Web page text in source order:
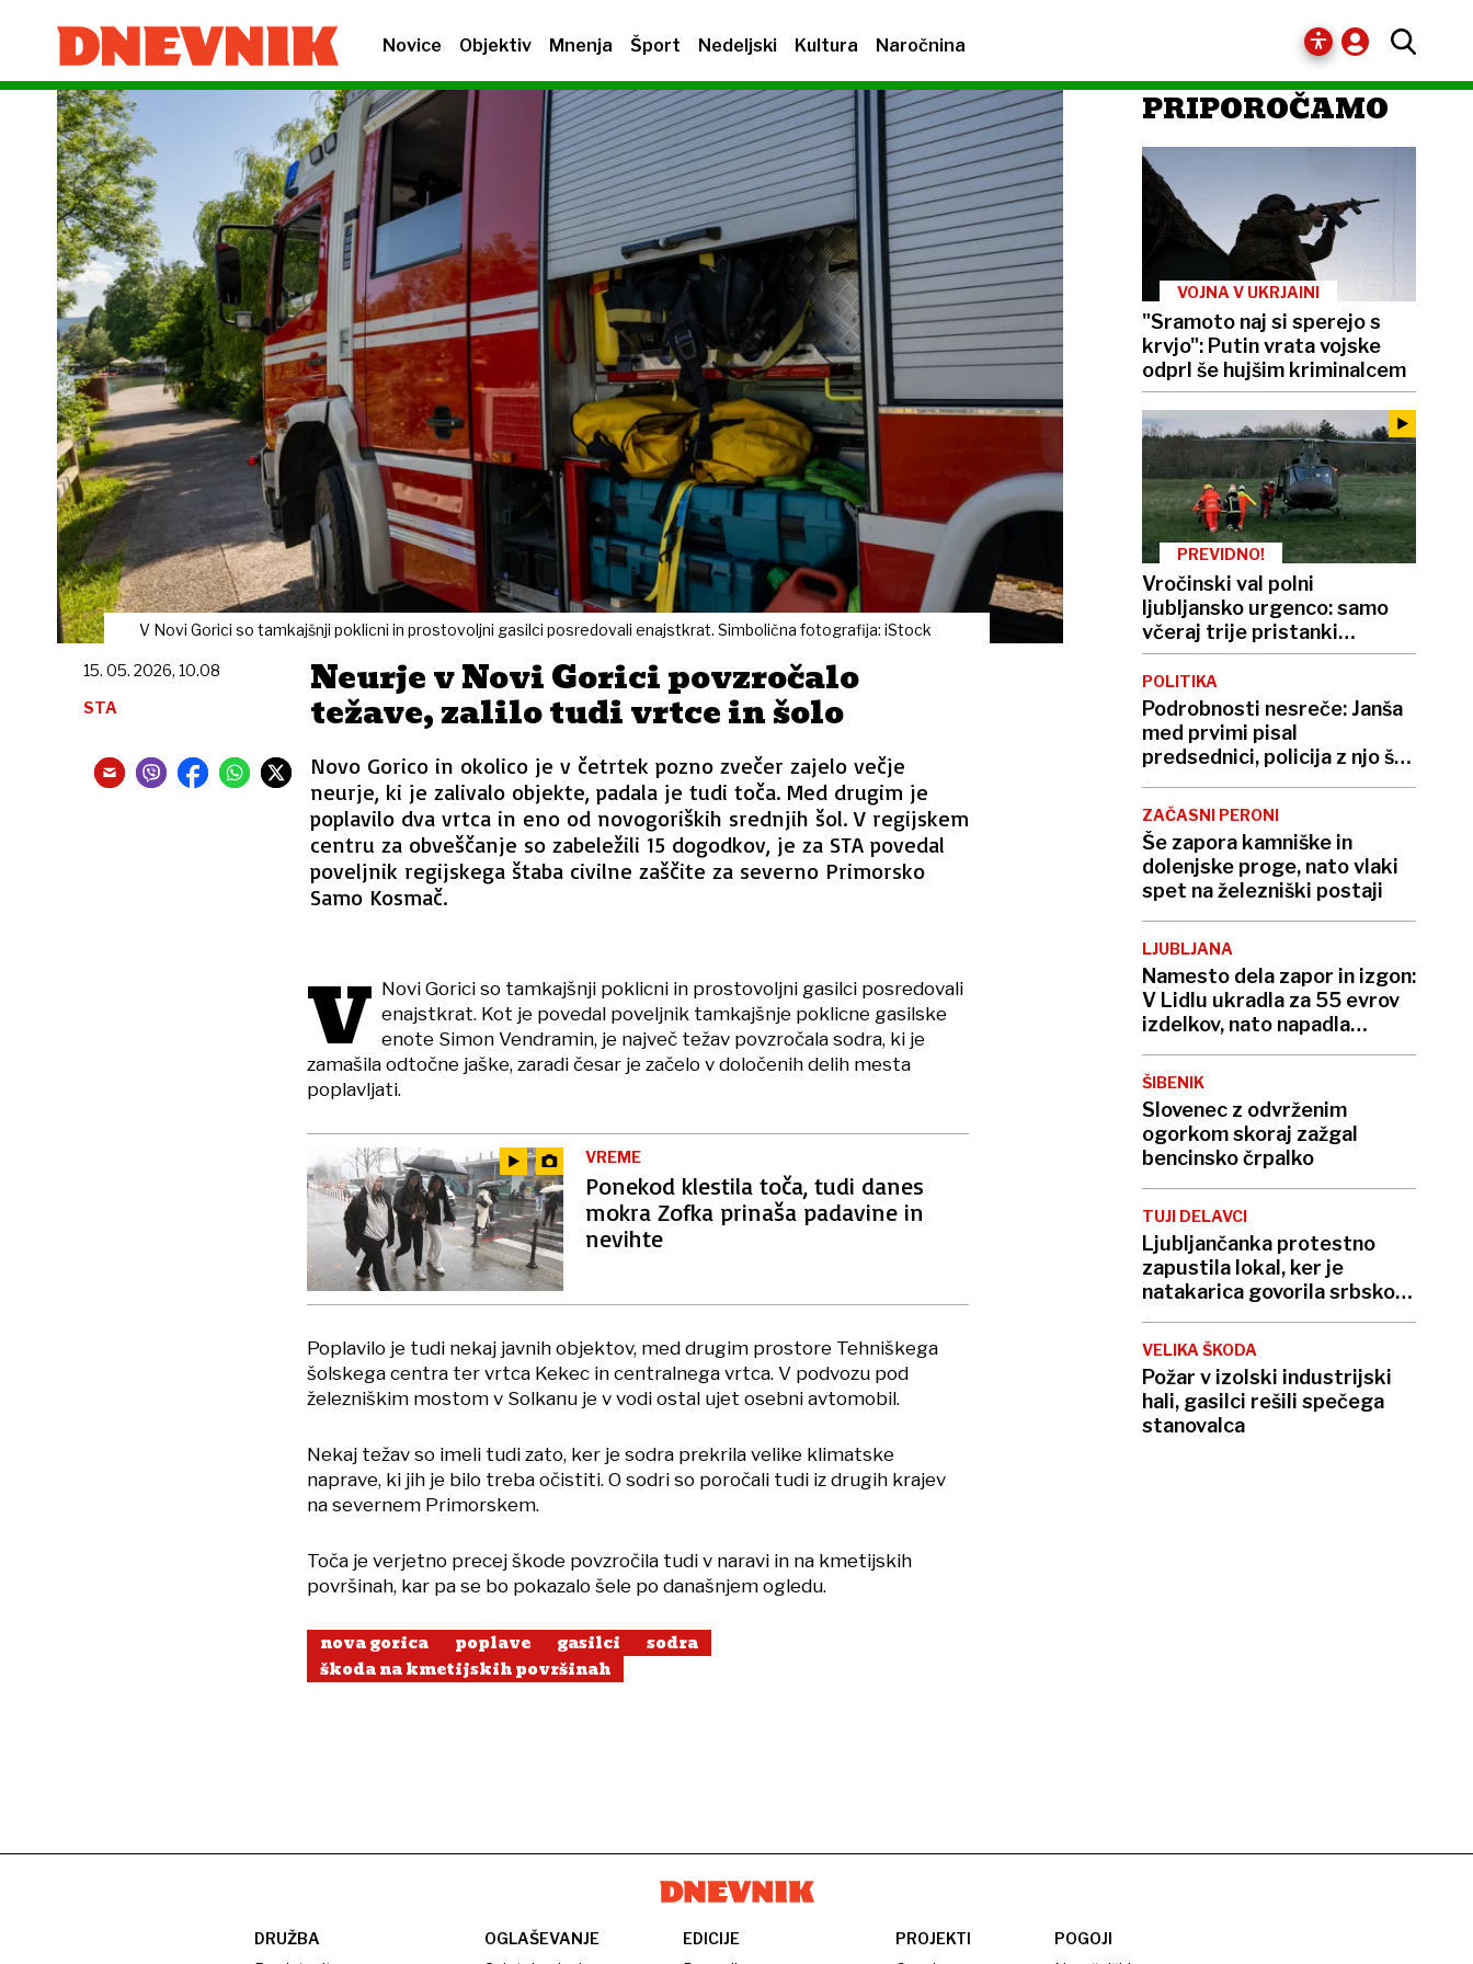
Novice Objektiv Mnenja Šport Nedeljski Kultura Naročnina
V Novi Gorici so tamkajšnji poklicni in prostovoljni gasilci posredovali enajstkrat. Simbolična fotografija: iStock
Neurje v Novi Gorici povzročalo
težave, zalilo tudi vrtce in šolo
Novo Gorico in okolico je v četrtek pozno zvečer zajelo večje
neurje, ki je zalivalo objekte, padala je tudi toča. Med drugim je
poplavilo dva vrtca in eno od novogoriških srednjih šol. V regijskem
centru za obveščanje so zabeležili 15 dogodkov, je za STA povedal
poveljnik regijskega štaba civilne zaščite za severno Primorsko
Samo Kosmač.
15. 05. 2026, 10.08
STA
V Novi Gorici so tamkajšnji poklicni in prostovoljni gasilci posredovali
enajstkrat. Kot je povedal poveljnik tamkajšnje poklicne gasilske
enote Simon Vendramin, je največ težav povzročala sodra, ki je
zamašila odtočne jaške, zaradi česar je začelo v določenih delih mesta
poplavljati.
VREME
Ponekod klestila toča, tudi danes
mokra Zofka prinaša padavine in
nevihte
Poplavilo je tudi nekaj javnih objektov, med drugim prostore Tehniškega
šolskega centra ter vrtca Kekec in centralnega vrtca. V podvozu pod
železniškim mostom v Solkanu je v vodi ostal ujet osebni avtomobil.
Nekaj težav so imeli tudi zato, ker je sodra prekrila velike klimatske
naprave, ki jih je bilo treba očistiti. O sodri so poročali tudi iz drugih krajev
na severnem Primorskem.
Toča je verjetno precej škode povzročila tudi v naravi in na kmetijskih
površinah, kar pa se bo pokazalo šele po današnjem ogledu.
nova gorica poplave gasilci
sodra
škoda na kmetijskih površinah
PRIPOROČAMO
VOJNA V UKRJAINI
"Sramoto naj si sperejo s
krvjo": Putin vrata vojske
odprl še hujšim kriminalcem
PREVIDNO!
Vročinski val polni
ljubljansko urgenco: samo
včeraj trije pristanki
helikopterja, letos že več
kot 420
POLITIKA
Podrobnosti nesreče: Janša
med prvimi pisal
predsednici, policija z njo še
ni govorila
ZAČASNI PERONI
Še zapora kamniške in
dolenjske proge, nato vlaki
spet na železniški postaji
LJUBLJANA
Namesto dela zapor in izgon:
V Lidlu ukradla za 55 evrov
izdelkov, nato napadla
varnostnika
ŠIBENIK
Slovenec z odvrženim
ogorkom skoraj zažgal
bencinsko črpalko
TUJI DELAVCI
Ljubljančanka protestno
zapustila lokal, ker je
natakarica govorila srbsko.
»V Sloveniji tega ne bom
dovolila«
VELIKA ŠKODA
Požar v izolski industrijski
hali, gasilci rešili spečega
stanovalca
DRUŽBA
OGLAŠEVANJE
EDICIJE
PROJEKTI
POGOJI